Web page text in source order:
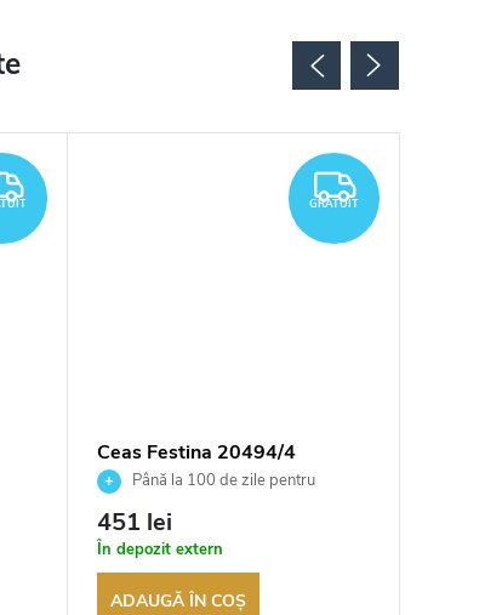
GRATUIT GRATUIT
GRATUIT
Ceas Festina 20494/4
Până la 100 de zile pentru
returnarea bunurilor. Vânzător
autorizat
451 lei
În depozit extern
ADAUGĂ ÎN COŞ